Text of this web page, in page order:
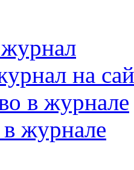
на
в журнале
журнале